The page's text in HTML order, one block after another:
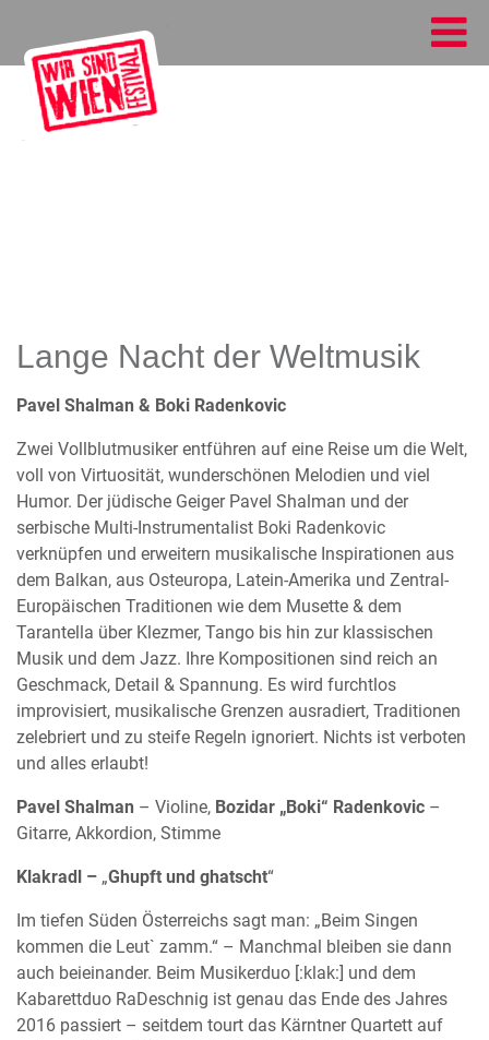
Lange Nacht der Weltmusik
Pavel Shalman & Boki Radenkovic
Zwei Vollblutmusiker entführen auf eine Reise um die Welt,
voll von Virtuosität, wunderschönen Melodien und viel
Humor. Der jüdische Geiger Pavel Shalman und der
serbische Multi-Instrumentalist Boki Radenkovic
verknüpfen und erweitern musikalische Inspirationen aus
dem Balkan, aus Osteuropa, Latein-Amerika und Zentral-
Europäischen Traditionen wie dem Musette & dem
Tarantella über Klezmer, Tango bis hin zur klassischen
Musik und dem Jazz. Ihre Kompositionen sind reich an
Geschmack, Detail & Spannung. Es wird furchtlos
improvisiert, musikalische Grenzen ausradiert, Traditionen
zelebriert und zu steife Regeln ignoriert. Nichts ist verboten
und alles erlaubt!
Pavel Shalman – Violine, Bozidar „Boki“ Radenkovic –
Gitarre, Akkordion, Stimme
Klakradl – „Ghupft und ghatscht“
Im tiefen Süden Österreichs sagt man: „Beim Singen
kommen die Leut` zamm.“ – Manchmal bleiben sie dann
auch beieinander. Beim Musikerduo [:klak:] und dem
Kabarettduo RaDeschnig ist genau das Ende des Jahres
2016 passiert – seitdem tourt das Kärntner Quartett auf